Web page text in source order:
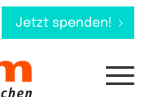
Jetzt spenden!